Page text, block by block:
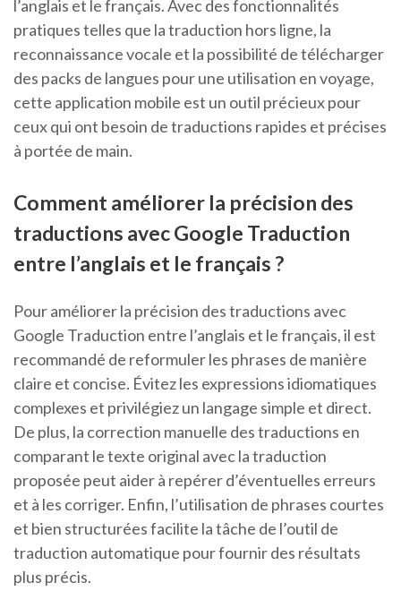
l’anglais et le français. Avec des fonctionnalités
pratiques telles que la traduction hors ligne, la
reconnaissance vocale et la possibilité de télécharger
des packs de langues pour une utilisation en voyage,
cette application mobile est un outil précieux pour
ceux qui ont besoin de traductions rapides et précises
à portée de main.
Comment améliorer la précision des
traductions avec Google Traduction
entre l’anglais et le français ?
Pour améliorer la précision des traductions avec
Google Traduction entre l’anglais et le français, il est
recommandé de reformuler les phrases de manière
claire et concise. Évitez les expressions idiomatiques
complexes et privilégiez un langage simple et direct.
De plus, la correction manuelle des traductions en
comparant le texte original avec la traduction
proposée peut aider à repérer d’éventuelles erreurs
et à les corriger. Enfin, l’utilisation de phrases courtes
et bien structurées facilite la tâche de l’outil de
traduction automatique pour fournir des résultats
plus précis.